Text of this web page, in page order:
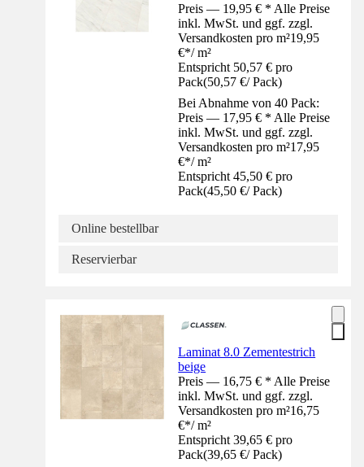
Preis — 19,95 € * Alle Preise
inkl. MwSt. und ggf. zzgl.
Versandkosten pro m²19,95
€*/ m²
Entspricht 50,57 € pro
Pack(50,57 €/ Pack)
Bei Abnahme von 40 Pack:
Preis — 17,95 € * Alle Preise
inkl. MwSt. und ggf. zzgl.
Versandkosten pro m²17,95
€*/ m²
Entspricht 45,50 € pro
Pack(45,50 €/ Pack)
Online bestellbar
Reservierbar
Laminat 8.0 Zementestrich
beige
Preis — 16,75 € * Alle Preise
inkl. MwSt. und ggf. zzgl.
Versandkosten pro m²16,75
€*/ m²
Entspricht 39,65 € pro
Pack(39,65 €/ Pack)